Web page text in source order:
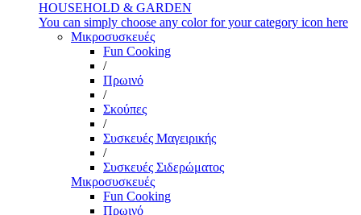
HOUSEHOLD & GARDEN
You can simply choose any color for your category icon here
Μικροσυσκευές
Fun Cooking
/
Πρωινό
/
Σκούπες
/
Συσκευές Μαγειρικής
/
Συσκευές Σιδερώματος
Μικροσυσκευές
Fun Cooking
Πρωινό